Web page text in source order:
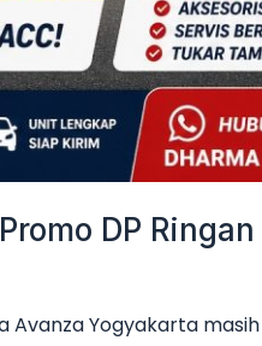
DP
Yogyakarta